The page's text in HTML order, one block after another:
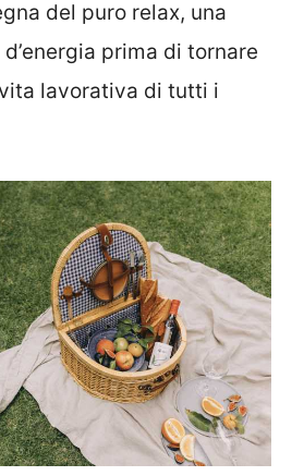
del puro relax, una
prima di tornare
lavorativa di tutti i